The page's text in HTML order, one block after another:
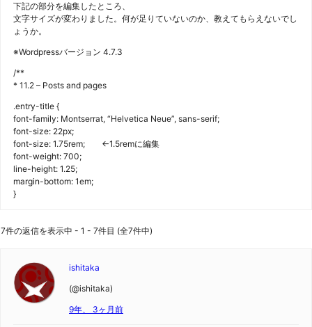
下記の部分を編集したところ、
文字サイズが変わりました。何が足りていないのか、教えてもらえないでし
ょうか。
※Wordpressバージョン 4.7.3
/**
* 11.2 – Posts and pages
.entry-title {
font-family: Montserrat, “Helvetica Neue”, sans-serif;
font-size: 22px;
font-size: 1.75rem; ←1.5remに編集
font-weight: 700;
line-height: 1.25;
margin-bottom: 1em;
}
7件の返信を表示中 - 1 - 7件目 (全7件中)
ishitaka
(@ishitaka)
9年、 3ヶ月前